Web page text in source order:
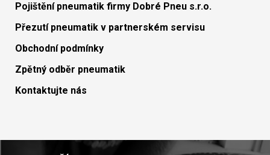
Pojištění pneumatik firmy Dobré Pneu s.r.o.
Přezutí pneumatik v partnerském servisu
Obchodní podmínky
Zpětný odběr pneumatik
Kontaktujte nás